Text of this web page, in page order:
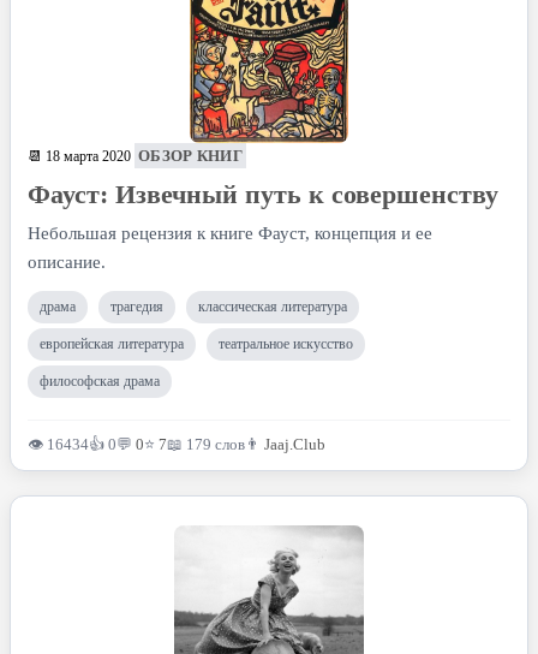
📆 18 марта 2020 ОБЗОР КНИГ
Фауст: Извечный путь к совершенству
Небольшая рецензия к книге Фауст, концепция и ее
описание.
драма трагедия классическая литература
европейская литература театральное искусство
философская драма
👁 16434👍 0💬 0⭐ 7📖 179 слов 👨 Jaaj.Club